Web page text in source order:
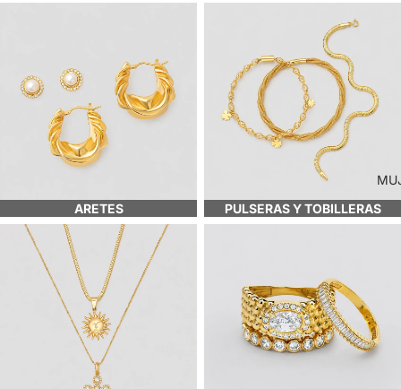
ARETES
PULSERAS Y TOBILLERAS
CADENAS Y DIJES